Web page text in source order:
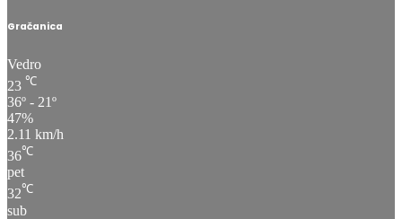
Gračanica
Vedro
23 ℃
36º - 21º
47%
2.11 km/h
36℃
pet
32℃
sub